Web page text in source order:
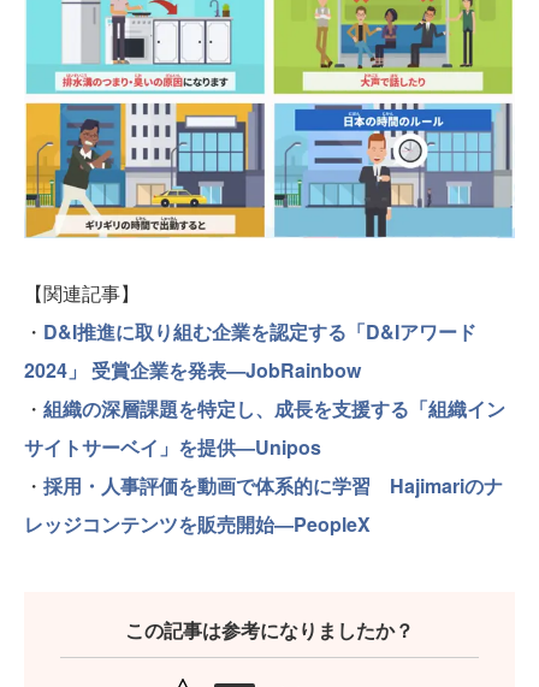
【関連記事】
・ D&I推進に取り組む企業を認定する「D&Iアワード
2024」 受賞企業を発表—JobRainbow
・ 組織の深層課題を特定し、成長を支援する「組織イン
サイトサーベイ」を提供—Unipos
・ 採用・人事評価を動画で体系的に学習 Hajimariのナ
レッジコンテンツを販売開始—PeopleX
この記事は参考になりましたか？